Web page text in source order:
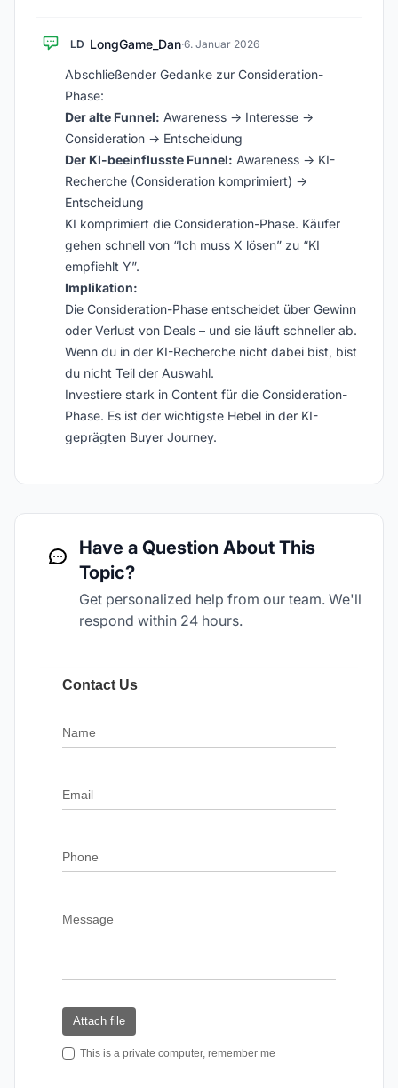
LD LongGame_Dan·6. Januar 2026
Abschließender Gedanke zur Consideration-
Phase:
Der alte Funnel: Awareness -> Interesse ->
Consideration -> Entscheidung
Der KI-beeinflusste Funnel: Awareness -> KI-
Recherche (Consideration komprimiert) ->
Entscheidung
KI komprimiert die Consideration-Phase. Käufer
gehen schnell von “Ich muss X lösen” zu “KI
empfiehlt Y”.
Implikation:
Die Consideration-Phase entscheidet über Gewinn
oder Verlust von Deals – und sie läuft schneller ab.
Wenn du in der KI-Recherche nicht dabei bist, bist
du nicht Teil der Auswahl.
Investiere stark in Content für die Consideration-
Phase. Es ist der wichtigste Hebel in der KI-
geprägten Buyer Journey.
Have a Question About This
Topic?
Get personalized help from our team. We'll
respond within 24 hours.